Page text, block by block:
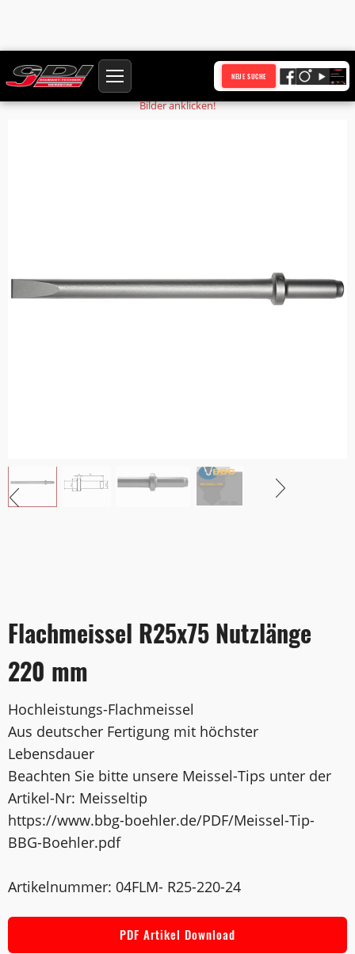
NEUE SUCHE
Startseite Produkte Flachmeissel R25x75 Nutzlänge 220 mm
Bilder anklicken!
Flachmeissel R25x75 Nutzlänge
220 mm
Hochleistungs-Flachmeissel
Aus deutscher Fertigung mit höchster
Lebensdauer
Beachten Sie bitte unsere Meissel-Tips unter der
Artikel-Nr: Meisseltip
https://www.bbg-boehler.de/PDF/Meissel-Tip-
BBG-Boehler.pdf
Artikelnummer: 04FLM- R25-220-24
PDF Artikel Download